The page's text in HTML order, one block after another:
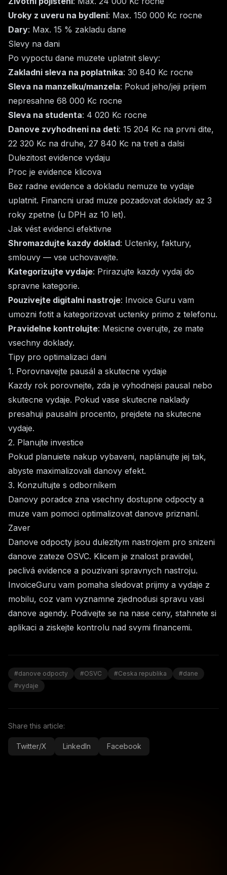
Uroky z uveru na bydleni: Max. 150 000 Kc rocne
Dary: Max. 15 % zakladu dane
Slevy na dani
Po vypoctu dane muzete uplatnit slevy:
Zakladni sleva na poplatnika: 30 840 Kc rocne
Sleva na manzelku/manzela: Pokud jeho/jeji prijem
nepresahne 68 000 Kc rocne
Sleva na studenta: 4 020 Kc rocne
Danove zvyhodneni na deti: 15 204 Kc na prvni dite,
22 320 Kc na druhe, 27 840 Kc na treti a dalsi
Dulezitost evidence vydaju
Proc je evidence klicova
Bez radne evidence a dokladu nemuze te vydaje
uplatnit. Financni urad muze pozadovat doklady az 3
roky zpetne (u DPH az 10 let).
Jak vést evidenci efektivne
Shromazdujte kazdy doklad: Uctenky, faktury,
smlouvy — vse uchovavejte.
Kategorizujte vydaje: Prirazujte kazdy vydaj do
spravne kategorie.
Pouzivejte digitalni nastroje: Invoice Guru vam
umozni fotit a kategorizovat uctenky primo z telefonu.
Pravidelne kontrolujte: Mesicne overujte, ze mate
vsechny doklady.
Tipy pro optimalizaci dani
1. Porovnavejte pausál a skutecne vydaje
Kazdy rok porovnejte, zda je vyhodnejsi pausal nebo
skutecne vydaje. Pokud vase skutecne naklady
presahuji pausalni procento, prejdete na skutecne
vydaje.
2. Planujte investice
Pokud planuiete nakup vybaveni, naplánujte jej tak,
abyste maximalizovali danovy efekt.
3. Konzultujte s odborníkem
Danovy poradce zna vsechny dostupne odpocty a
muze vam pomoci optimalizovat danove priznaní.
Zaver
Danove odpocty jsou dulezitym nastrojem pro snizeni
danove zateze OSVC. Klicem je znalost pravidel,
peclivá evidence a pouzivani spravnych nastroju.
InvoiceGuru vam pomaha sledovat prijmy a vydaje z
mobilu, coz vam vyznamne zjednodusi spravu vasi
danove agendy. Podivejte se na nase ceny, stahnete si
aplikaci a ziskejte kontrolu nad svymi financemi.
#danove odpocty #OSVC #Ceska republika
#dane
#vydaje
Share this article:
Twitter/X LinkedIn Facebook